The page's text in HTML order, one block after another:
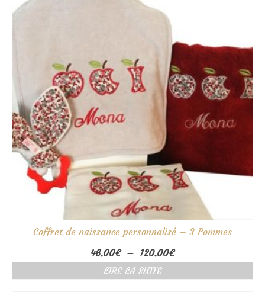
Coffret de naissance personnalisé – 3 Pommes
46.00€ – 120.00€Plage
de
LIRE LA SUITE